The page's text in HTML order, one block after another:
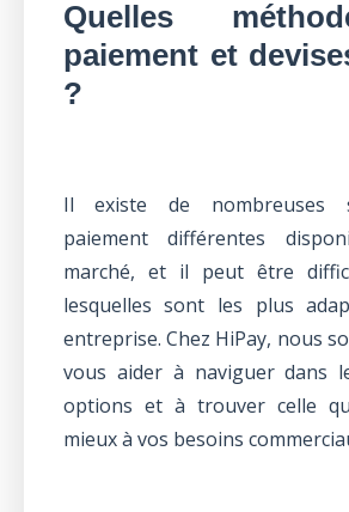
Quelles
paiement et
?
Il existe de nombreuses
paiement différentes
marché, et il peut être
lesquelles sont les plus
entreprise. Chez HiPay, nous
vous aider à naviguer dans
options et à trouver celle
mieux à vos besoins